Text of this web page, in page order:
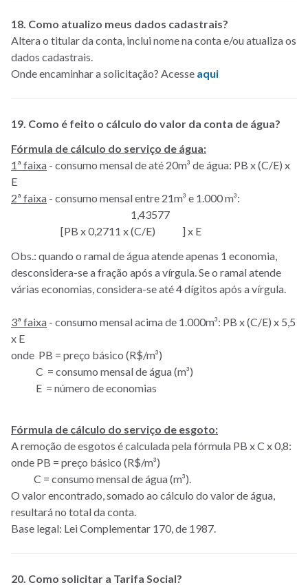
18. Como atualizo meus dados cadastrais?
Altera o titular da conta, inclui nome na conta e/ou atualiza os
dados cadastrais.
Onde encaminhar a solicitação? Acesse aqui
19. Como é feito o cálculo do valor da conta de água?
Fórmula de cálculo do serviço de água:
1ª faixa - consumo mensal de até 20m³ de água: PB x (C/E) x
E
2ª faixa - consumo mensal entre 21m³ e 1.000 m³:
1,43577
[PB x 0,2711 x (C/E) ] x E
Obs.: quando o ramal de água atende apenas 1 economia,
desconsidera-se a fração após a vírgula. Se o ramal atende
várias economias, considera-se até 4 dígitos após a vírgula.
3ª faixa - consumo mensal acima de 1.000m³: PB x (C/E) x 5,5
x E
onde PB = preço básico (R$/m³)
C = consumo mensal de água (m³)
E = número de economias
Fórmula de cálculo do serviço de esgoto:
A remoção de esgotos é calculada pela fórmula PB x C x 0,8:
onde PB = preço básico (R$/m³)
C = consumo mensal de água (m³).
O valor encontrado, somado ao cálculo do valor de água,
resultará no total da conta.
Base legal: Lei Complementar 170, de 1987.
20. Como solicitar a Tarifa Social?